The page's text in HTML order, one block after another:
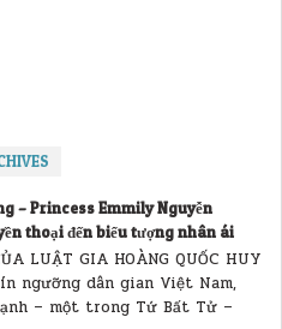
– Princess Emmily Nguyễn
thoại đến biểu tượng nhân ái
LUẬT GIA HOÀNG QUỐC HUY
ngưỡng dân gian Việt Nam,
– một trong Tứ Bất Tử –